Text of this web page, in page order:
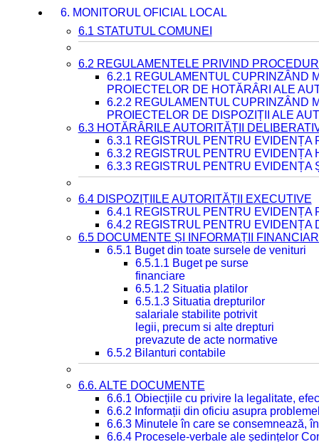
6. MONITORUL OFICIAL LOCAL
6.1 STATUTUL COMUNEI
6.2 REGULAMENTELE PRIVIND
6.2.1 REGULAMENTUL CUPRINZÂND
PROIECTELOR DE HOTĂRÂRI ALE
6.2.2 REGULAMENTUL CUPRINZÂND
PROIECTELOR DE DISPOZIȚII ALE
6.3 HOTĂRÂRILE AUTORITĂȚII
6.3.1 REGISTRUL PENTRU EVIDENȚA
6.3.2 REGISTRUL PENTRU EVIDENȚA
6.3.3 REGISTRUL PENTRU EVIDENȚA
6.4 DISPOZIȚIILE AUTORITĂȚII EXECUTIVE
6.4.1 REGISTRUL PENTRU EVIDENȚA
6.4.2 REGISTRUL PENTRU EVIDENȚA
6.5 DOCUMENTE ȘI INFORMAȚII
6.5.1 Buget din toate sursele de venituri
6.5.1.1 Buget pe surse
financiare
6.5.1.2 Situatia platilor
6.5.1.3 Situatia drepturilor
salariale stabilite potrivit
legii, precum si alte drepturi
prevazute de acte normative
6.5.2 Bilanturi contabile
6.6. ALTE DOCUMENTE
6.6.1 Obiecțiile cu privire la legalitate,
6.6.2 Informații din oficiu asupra
6.6.3 Minutele în care se consemnează,
6.6.4 Procesele-verbale ale ședințelor